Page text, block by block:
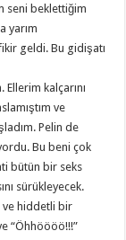
seni beklettiğim
yarım
geldi. Bu gidişatı
kalçarını
ve
Pelin de
Bu beni çok
bütün bir seks
sürükleyecek.
ve hiddetli bir
“Öhhöööö!!!”